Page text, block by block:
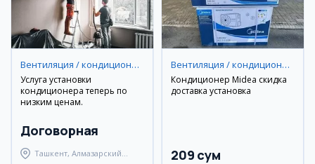
Вентиляция / кондиционирование
Услуга установки
кондиционера теперь по
низким ценам.
Договорная
Ташкент, Алмазарский
Вентиляция / кондиционирование
Кондиционер Midea скидка
доставка установка
209 сум